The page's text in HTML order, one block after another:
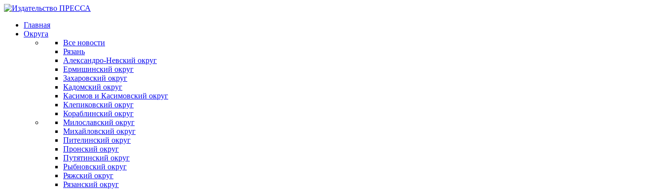
Главная
Округа
Все новости
Рязань
Александро-Невский округ
Ермишинский округ
Захаровский округ
Кадомский округ
Касимов и Касимовский округ
Клепиковский округ
Кораблинский округ
Милославский округ
Михайловский округ
Пителинский округ
Пронский округ
Путятинский округ
Рыбновский округ
Ряжский округ
Рязанский округ